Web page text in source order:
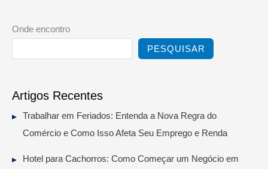
Onde encontro
PESQUISAR
Artigos Recentes
Trabalhar em Feriados: Entenda a Nova Regra do
Comércio e Como Isso Afeta Seu Emprego e Renda
Hotel para Cachorros: Como Começar um Negócio em